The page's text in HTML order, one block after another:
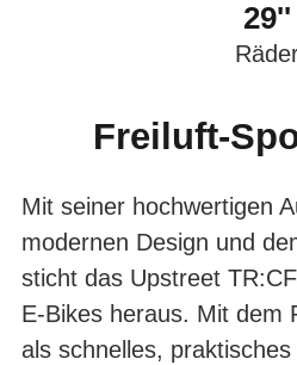
29''
Freiluft-
Mit seiner hochwertigen
modernen Design und
sticht das Upstreet
E-Bikes heraus. Mit dem
als schnelles,